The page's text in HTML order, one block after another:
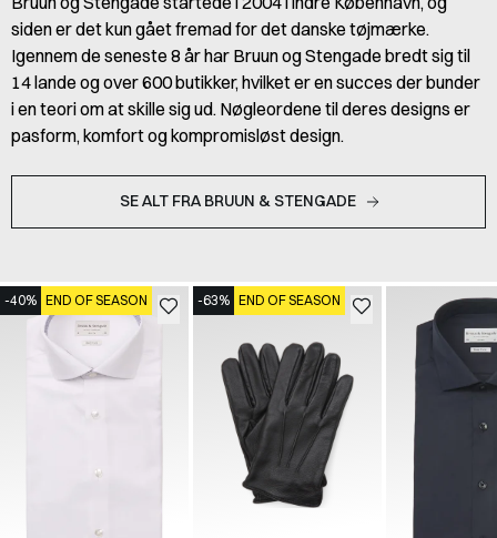
siden er det kun gået fremad for det danske tøjmærke.
Igennem de seneste 8 år har Bruun og Stengade bredt sig til
14 lande og over 600 butikker, hvilket er en succes der bunder
i en teori om at skille sig ud. Nøgleordene til deres designs er
pasform, komfort og kompromisløst design.
SE ALT FRA BRUUN & STENGADE
-40% END OF SEASON -63% END OF SEASON